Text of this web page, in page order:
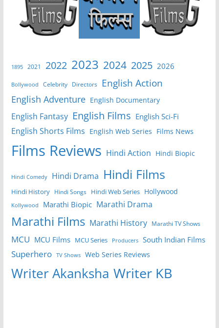
1895 2021 2022 2023 2024 2025 2026
Bollywood Celebrity Directors English Action
English Adventure English Documentary
English Fantasy English Films English Sci-Fi
English Shorts Films English Web Series Films News
Films Reviews Hindi Action Hindi Biopic
Hindi Comedy Hindi Drama Hindi Films
Hindi History Hindi Songs Hindi Web Series Hollywood
Kollywood Marathi Biopic Marathi Drama
Marathi Films Marathi History Marathi TV Shows
MCU MCU Films MCU Series Producers South Indian Films
Superhero TV Shows Web Series Reviews
Writer Akanksha Writer KB